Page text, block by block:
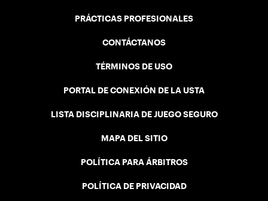
PRÁCTICAS PROFESIONALES
CONTÁCTANOS
TÉRMINOS DE USO
PORTAL DE CONEXIÓN DE LA USTA
LISTA DISCIPLINARIA DE JUEGO SEGURO
MAPA DEL SITIO
POLÍTICA PARA ÁRBITROS
POLÍTICA DE PRIVACIDAD